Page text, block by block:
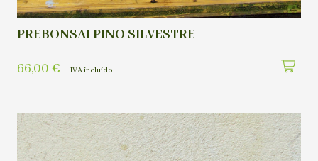
PREBONSAI PINO SILVESTRE
66,00 € IVA incluído